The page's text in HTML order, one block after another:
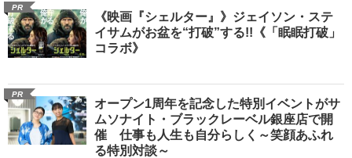
PR
《映画『シェルター』》ジェイソン・ステ
イサムがお盆を“打破”する!!《「眠眠打破」
コラボ》
PR
オープン1周年を記念した特別イベントがサ
ムソナイト・ブラックレーベル銀座店で開
催 仕事も人生も自分らしく～笑顔あふれ
る特別対談～